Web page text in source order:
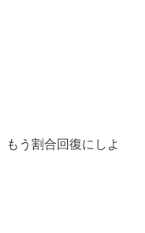
もう割合回復にしよ